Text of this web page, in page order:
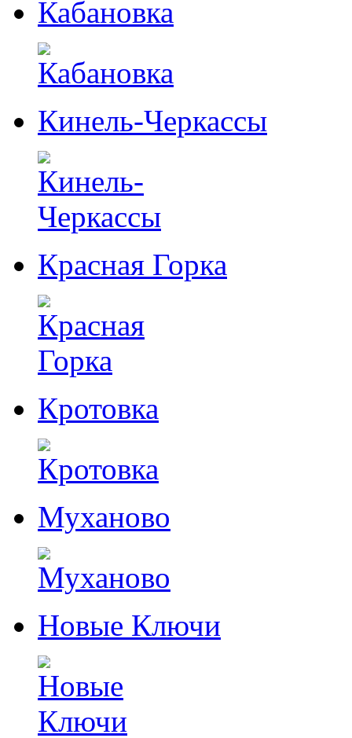
Кабановка
Кинель-Черкассы
Красная Горка
Кротовка
Муханово
Новые Ключи